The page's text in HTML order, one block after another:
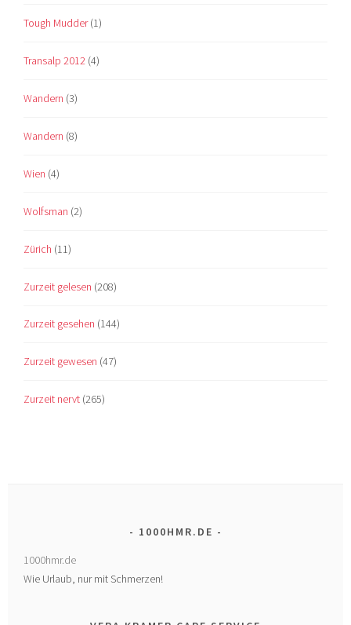
Tough Mudder(1)
Transalp 2012 (4)
Wandern (3)
Wandern (8)
Wien (4)
Wolfsman (2)
Zürich (11)
Zurzeit gelesen (208)
Zurzeit gesehen (144)
Zurzeit gewesen (47)
Zurzeit nervt (265)
1000HMR.DE
1000hmr.de
Wie Urlaub, nur mit Schmerzen!